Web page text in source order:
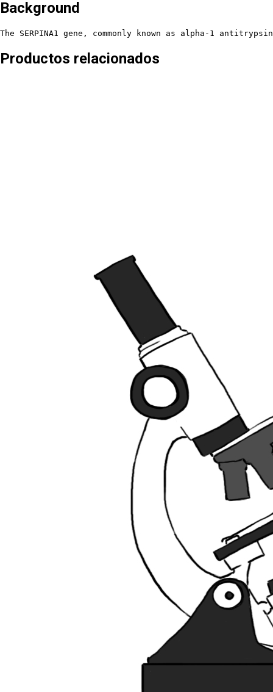
Background
The SERPINA1 gene, commonly known as alpha-1
Productos relacionados